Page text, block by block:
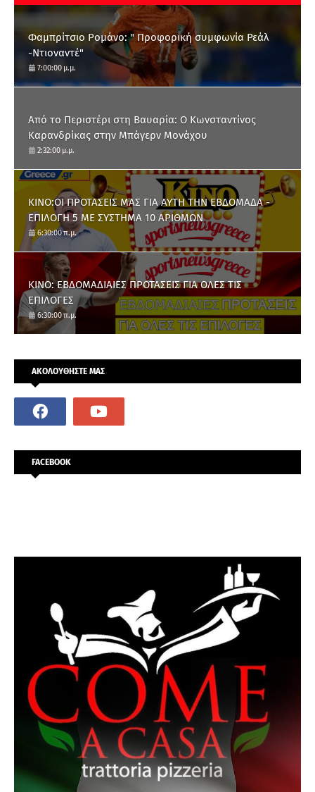
Φαμπρίτσιο Ρομάνο: " Προφορική συμφωνία Ρεάλ
-Ντιοναντέ"
7:00:00 μ.μ.
Από το Περιστέρι στη Βαυαρία: O Κωνσταντίνος
Καρανδρίκας στην Μπάγερν Μονάχου
2:32:00 μ.μ.
ΚΙΝΟ:ΟΙ ΠΡΟΤΑΣΕΙΣ ΜΑΣ ΓΙΑ ΑΥΤΗ ΤΗΝ ΕΒΔΟΜΑΔΑ -
ΕΠΙΛΟΓΗ 5 ΜΕ ΣΥΣΤΗΜΑ 10 ΑΡΙΘΜΩΝ
6:30:00 π.μ.
ΚΙΝΟ: ΕΒΔΟΜΑΔΙΑΙΕΣ ΠΡΟΤΑΣΕΙΣ ΓΙΑ ΟΛΕΣ ΤΙΣ
ΕΠΙΛΟΓΕΣ
6:30:00 π.μ.
ΑΚΟΛΟΥΘΗΣΤΕ ΜΑΣ
FACEBOOK